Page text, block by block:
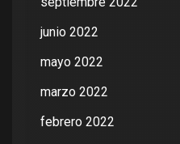
junio 2022
mayo 2022
marzo 2022
febrero 2022